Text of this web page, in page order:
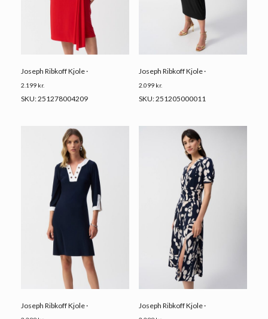
Joseph Ribkoff Kjole ·
2.199 kr.
SKU: 251278004209
Joseph Ribkoff Kjole ·
2.099 kr.
SKU: 251205000011
Joseph Ribkoff Kjole · Joseph Ribkoff Kjole ·